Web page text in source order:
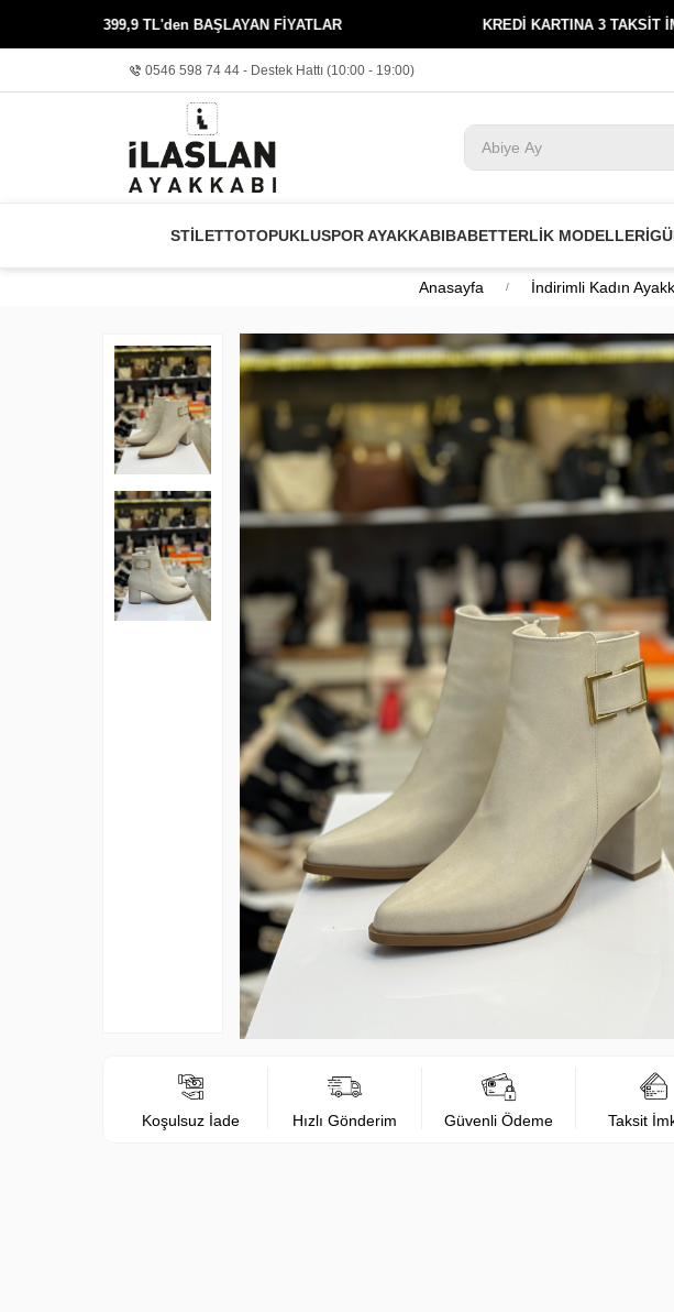
399,9 TL'den BAŞLAYAN FİYATLAR KREDİ KARTINA 3 TAKSİT İMKANI
0546 598 74 44 - Destek Hattı (10:00 - 19:00)
STİLETTOTOPUKLUSPOR AYAKKABIBABETTERLİK MODELLERİ
Anasayfa İndirimli Kadın
Koşulsuz İade Hızlı Gönderim Güvenli Ödeme Taksit